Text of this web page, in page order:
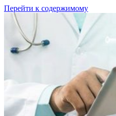
Перейти к содержимому